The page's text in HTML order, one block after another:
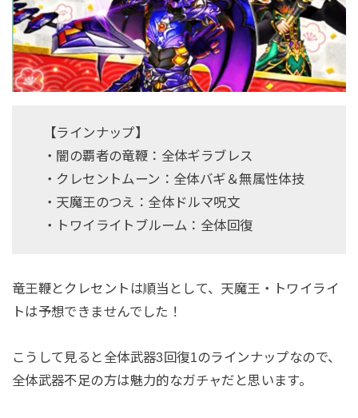
【ラインナップ】
・闇の覇者の竜鞭：全体ギラブレス
・クレセントムーン：全体バギ＆無属性体技
・天魔王のつえ：全体ドルマ呪文
・トワイライトブルーム：全体回復
竜王鞭とクレセントは順当として、天魔王・トワイライ
トは予想できませんでした！
こうして見ると全体武器3回復1のラインナップなので、
全体武器不足の方は魅力的なガチャだと思います。